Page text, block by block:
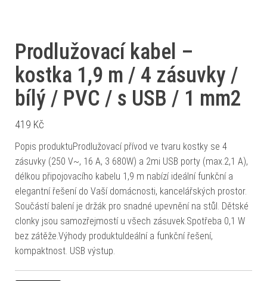
Prodlužovací kabel –
kostka 1,9 m / 4 zásuvky /
bílý / PVC / s USB / 1 mm2
419 Kč
Popis produktuProdlužovací přívod ve tvaru kostky se 4
zásuvky (250 V~, 16 A, 3 680W) a 2mi USB porty (max.2,1 A),
délkou připojovacího kabelu 1,9 m nabízí ideální funkční a
elegantní řešení do Vaší domácnosti, kancelářských prostor.
Součástí balení je držák pro snadné upevnění na stůl. Dětské
clonky jsou samozřejmostí u všech zásuvek.Spotřeba 0,1 W
bez zátěže.Výhody produktuIdeální a funkční řešení,
kompaktnost. USB výstup.